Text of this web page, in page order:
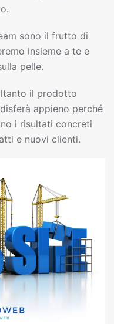
sono il frutto di
insieme a te e
pelle.
il prodotto
appieno perché
i risultati concreti
e nuovi clienti.